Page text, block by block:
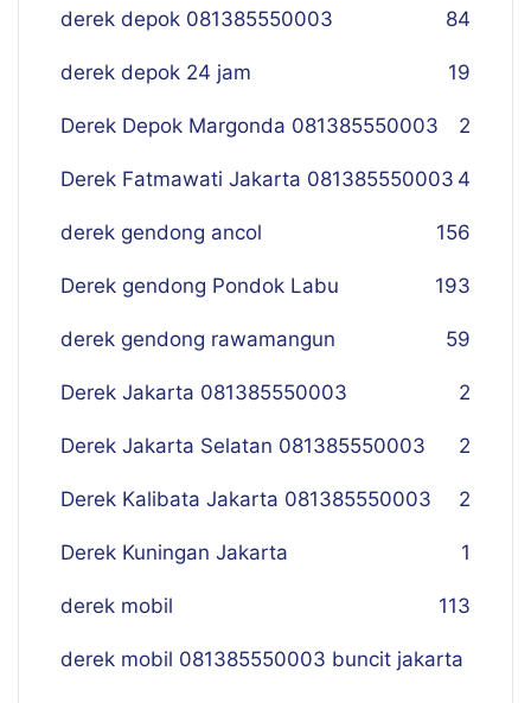
derek depok 081385550003 84
derek depok 24 jam 19
Derek Depok Margonda 081385550003 2
Derek Fatmawati Jakarta 081385550003 4
derek gendong ancol 156
Derek gendong Pondok Labu 193
derek gendong rawamangun 59
Derek Jakarta 081385550003 2
Derek Jakarta Selatan 081385550003 2
Derek Kalibata Jakarta 081385550003 2
Derek Kuningan Jakarta 1
derek mobil 113
derek mobil 081385550003 buncit jakarta